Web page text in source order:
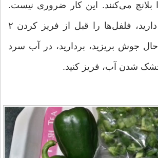
بلانچ می‌کنند. این کار ضروری نیست.
ولی اگر دوست دارید، فلفل‌ها را قبل از فریز کردن ۲
جوش بریزید، بردارید، در آب سرد
شدن آب، فریز کنید.